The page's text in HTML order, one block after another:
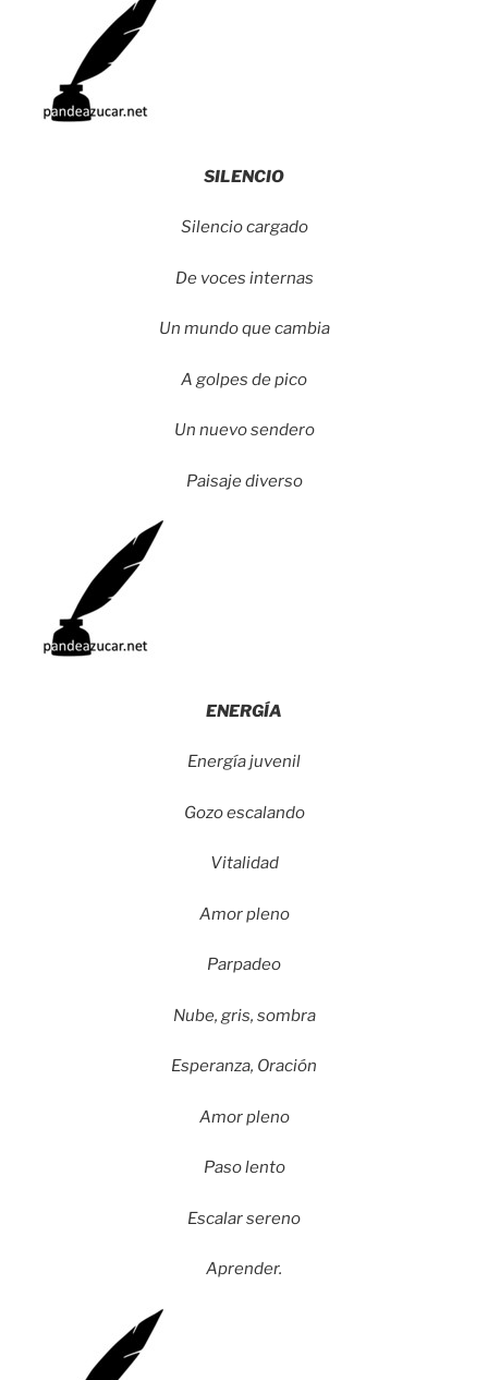
SILENCIO
Silencio cargado
De voces internas
Un mundo que cambia
A golpes de pico
Un nuevo sendero
Paisaje diverso
ENERGÍA
Energía juvenil
Gozo escalando
Vitalidad
Amor pleno
Parpadeo
Nube, gris, sombra
Esperanza, Oración
Amor pleno
Paso lento
Escalar sereno
Aprender.